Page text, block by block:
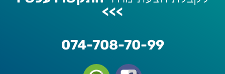
>>>
074-708-70-99